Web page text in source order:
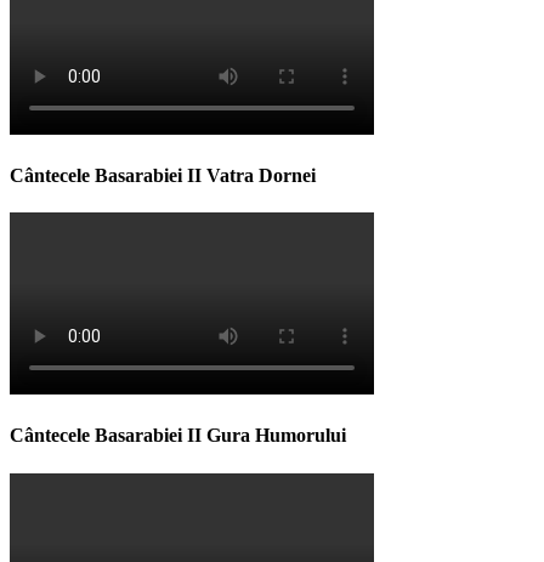
Cântecele Basarabiei II Vatra Dornei
Cântecele Basarabiei II Gura Humorului